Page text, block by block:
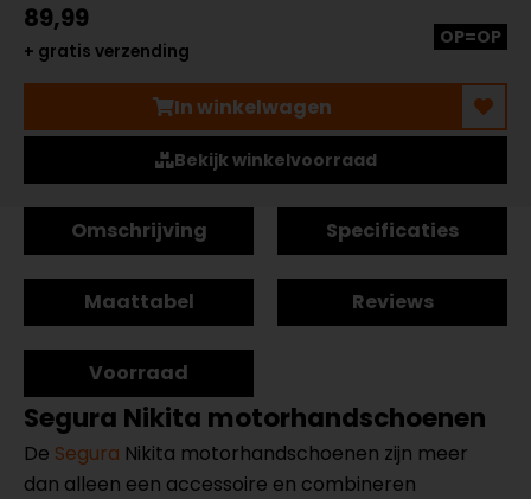
89,99
+ gratis verzending
OP=OP
In winkelwagen
Bekijk winkelvoorraad
Omschrijving Specificaties
Maattabel Reviews
Voorraad
Segura Nikita motorhandschoenen
De Segura Nikita motorhandschoenen zijn meer
dan alleen een accessoire en combineren